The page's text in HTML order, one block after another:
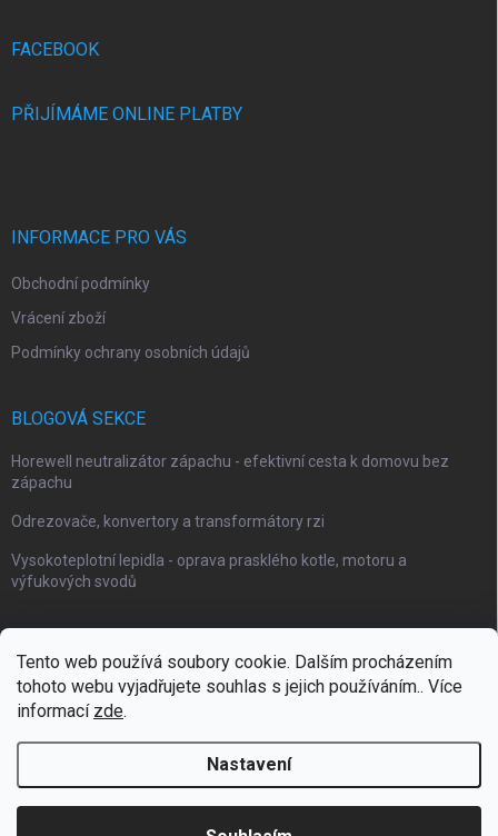
Tento web používá soubory cookie. Dalším procházením
tohoto webu vyjadřujete souhlas s jejich používáním.. Více
informací zde.
Nastavení
FACEBOOK
PŘIJÍMÁME ONLINE PLATBY
INFORMACE PRO VÁS
Obchodní podmínky
Vrácení zboží
Podmínky ochrany osobních údajů
BLOGOVÁ SEKCE
Horewell neutralizátor zápachu - efektivní cesta k domovu bez
zápachu
Odrezovače, konvertory a transformátory rzi
Vysokoteplotní lepidla - oprava prasklého kotle, motoru a
výfukových svodů
Webové stránky Impaguard Naše autokosmetika Impashield
Impanano . Všechna práva vyhrazena.